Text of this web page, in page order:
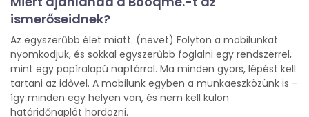
ismerőseidnek?
Az egyszerűbb élet miatt. (nevet) Folyton a mobilunkat
nyomkodjuk, és sokkal egyszerűbb foglalni egy rendszerrel,
mint egy papíralapú naptárral. Ma minden gyors, lépést kell
tartani az idővel. A mobilunk egyben a munkaeszközünk is –
így minden egy helyen van, és nem kell külön
határidőnaplót hordozni.